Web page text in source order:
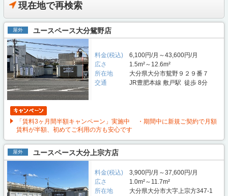
現在地で再検索
屋外 ユースペース大分鴛野店
料金(税込)
6,100円/月～43,600円/月
広さ
1.5m²～12.6m²
所在地
大分県大分市鴛野９２９番７
交通
JR豊肥本線 敷戸駅 徒歩 8分
「賃料3ヶ月間半額キャンペーン」実施中 ・期間中に新規ご契約で月額
賃料が半額、初めてご利用の方も安心です
屋外 ユースペース大分上宗方店
料金(税込)
3,900円/月～37,600円/月
広さ
1.0m²～11.7m²
所在地
大分県大分市大字上宗方347-1